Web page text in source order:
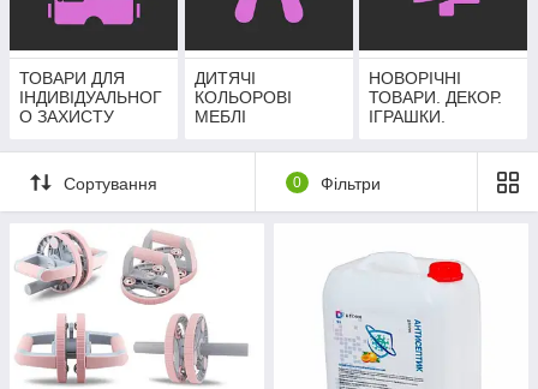
ТОВАРИ ДЛЯ
ІНДИВІДУАЛЬНОГ
О ЗАХИСТУ
ДИТЯЧІ
КОЛЬОРОВІ
МЕБЛІ
НОВОРІЧНІ
ТОВАРИ. ДЕКОР.
ІГРАШКИ.
Сортування 0 Фільтри